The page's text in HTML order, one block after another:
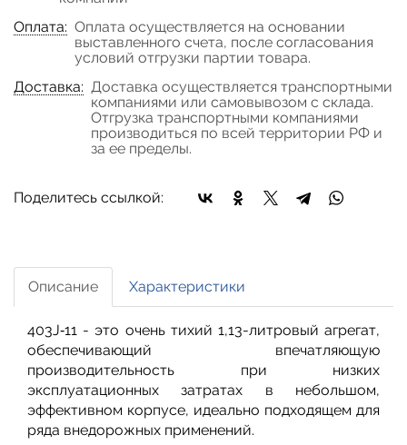
Оплата: Оплата осуществляется на основании
выставленного счета, после согласования
условий отгрузки партии товара.
Доставка: Доставка осуществляется транспортными
компаниями или самовывозом с склада.
Отгрузка транспортными компаниями
производиться по всей территории РФ и
за ее пределы.
Поделитесь ссылкой:
Описание Характеристики
403J‑11 - это очень тихий 1,13-литровый агрегат,
обеспечивающий впечатляющую
производительность при низких
эксплуатационных затратах в небольшом,
эффективном корпусе, идеально подходящем для
ряда внедорожных применений.